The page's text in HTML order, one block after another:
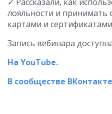
лояльности и принимать
картами и
Запись вебинара
На YouTube.
В сообществе